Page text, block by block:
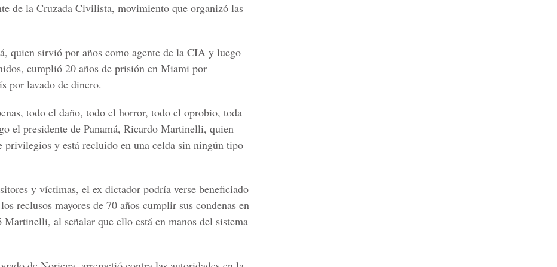
de la Cruzada Civilista, movimiento que organizó las
quien sirvió por años como agente de la CIA y luego
cumplió 20 años de prisión en Miami por
por lavado de dinero.
todo el daño, todo el horror, todo el oprobio, toda
el presidente de Panamá, Ricardo Martinelli, quien
privilegios y está recluido en una celda sin ningún tipo
y víctimas, el ex dictador podría verse beneficiado
reclusos mayores de 70 años cumplir sus condenas en
al señalar que ello está en manos del sistema